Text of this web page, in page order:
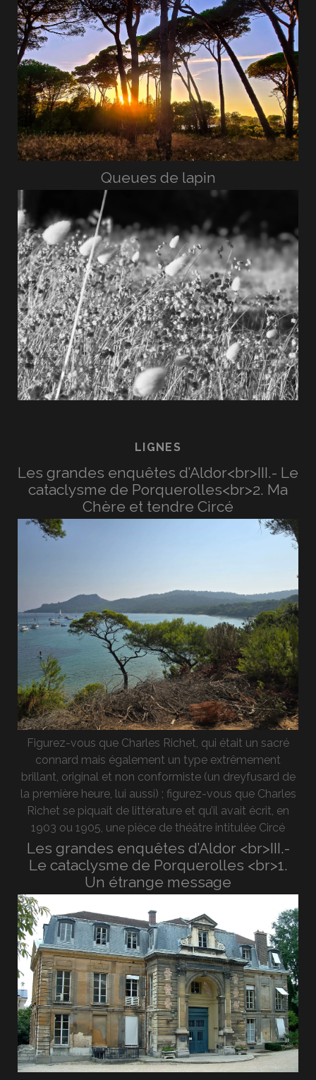
Queues de lapin
LIGNES
Les grandes enquêtes d’Aldor<br>III.- Le
cataclysme de Porquerolles<br>2. Ma
Chère et tendre Circé
Figurez-vous que Charles Richet, qui était un sacré
connard mais également un type extrêmement
brillant, original et non conformiste (un dreyfusard de
la première heure, lui aussi) ; figurez-vous que Charles
Richet se piquait de littérature et qu’il avait écrit, en
1903 ou 1905, une pièce de théâtre intitulée Circé
Les grandes enquêtes d’Aldor <br>III.-
Le cataclysme de Porquerolles <br>1.
Un étrange message